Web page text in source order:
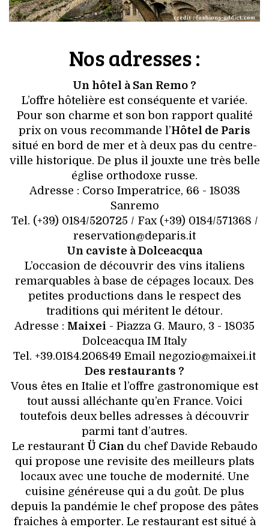
Nos adresses :
Un hôtel à San Remo ?
L’offre hôtelière est conséquente et variée.
Pour son charme et son bon rapport qualité
prix on vous recommande l’Hôtel de Paris
situé en bord de mer et à deux pas du centre-
ville historique. De plus il jouxte une très belle
église orthodoxe russe.
Adresse : Corso Imperatrice, 66 - 18038
Sanremo
Tel. (+39) 0184/520725 / Fax (+39) 0184/571368 /
reservation@deparis.it
Un caviste à Dolceacqua
L’occasion de découvrir des vins italiens
remarquables à base de cépages locaux. Des
petites productions dans le respect des
traditions qui méritent le détour.
Adresse : Maixei - Piazza G. Mauro, 3 - 18035
Dolceacqua IM Italy
Tel. +39.0184.206849 Email negozio@maixei.it
Des restaurants ?
Vous êtes en Italie et l’offre gastronomique est
tout aussi alléchante qu’en France. Voici
toutefois deux belles adresses à découvrir
parmi tant d’autres.
Le restaurant Ü Cian du chef Davide Rebaudo
qui propose une revisite des meilleurs plats
locaux avec une touche de modernité. Une
cuisine généreuse qui a du goût. De plus
depuis la pandémie le chef propose des pâtes
fraiches à emporter. Le restaurant est situé à